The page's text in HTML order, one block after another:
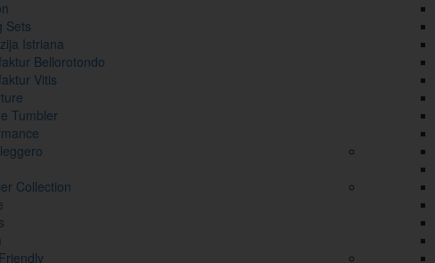
Sets
Istriana
Bellorotondo
Vitis
Tumbler
Collection